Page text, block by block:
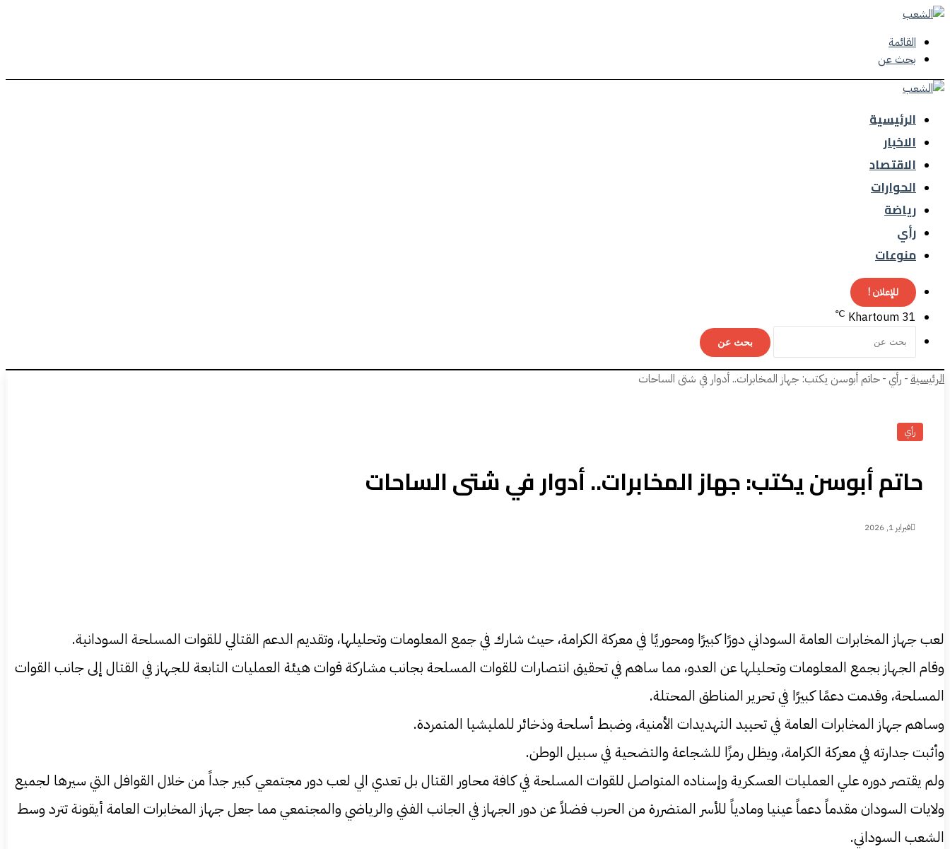
القائمة
بحث عن
الرئيسية
الاخبار
الاقتصاد
الحوارات
رياضة
رأي
منوعات
للإعلان !
Khartoum 31
℃
بحث عن
الرئيسية- رأي -حاتم أبوسن يكتب: جهاز المخابرات.. أدوار في شتى الساحات
رأي
حاتم أبوسن يكتب: جهاز المخابرات.. أدوار في شتى الساحات
فبراير 1, 2026
لعب جهاز المخابرات العامة السوداني دورًا كبيرًا ومحوريًا في معركة الكرامة، حيث شارك في جمع المعلومات وتحليلها، وتقديم الدعم القتالي للقوات المسلحة السودانية.
وقام الجهاز بجمع المعلومات وتحليلها عن العدو، مما ساهم في تحقيق انتصارات للقوات المسلحة بجانب مشاركة قوات هيئة العمليات التابعة للجهاز في القتال إلى جانب القوات
المسلحة، وقدمت دعمًا كبيرًا في تحرير المناطق المحتلة.
وساهم جهاز المخابرات العامة في تحييد التهديدات الأمنية، وضبط أسلحة وذخائر للمليشيا المتمردة.
وأثبت جدارته في معركة الكرامة، ويظل رمزًا للشجاعة والتضحية في سبيل الوطن.
ولم يقتصر دوره علي العمليات العسكرية وإسناده المتواصل للقوات المسلحة في كافة محاور القتال بل تعدي الي لعب دور مجتمعي كبير جداً من خلال القوافل التي سيرها لجميع
ولايات السودان مقدماً دعماً عينيا ومادياً للأسر المتضررة من الحرب فضلاً عن دور الجهاز في الجانب الفني والرياضي والمجتمعي مما جعل جهاز المخابرات العامة أيقونة تترد وسط
الشعب السوداني.